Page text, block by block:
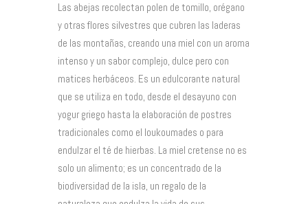
Las abejas recolectan polen de tomillo, orégano
y otras flores silvestres que cubren las laderas
de las montañas, creando una miel con un aroma
intenso y un sabor complejo, dulce pero con
matices herbáceos. Es un edulcorante natural
que se utiliza en todo, desde el desayuno con
yogur griego hasta la elaboración de postres
tradicionales como el loukoumades o para
endulzar el té de hierbas. La miel cretense no es
solo un alimento; es un concentrado de la
biodiversidad de la isla, un regalo de la